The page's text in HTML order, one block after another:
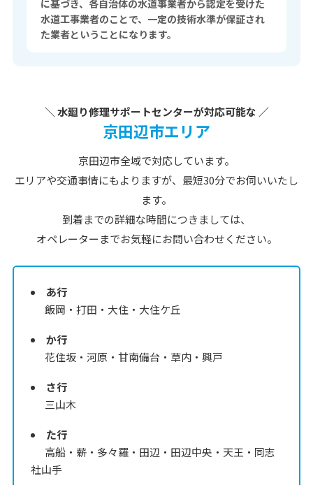
に基づき、各自治体の水道事業者から認定を受けた
水道工事業者のことで、一定の技術水準が保証され
た業者ということになります。
＼ 水廻り修理サポートセンターが対応可能な ／
京田辺市エリア
京田辺市全域で対応しています。
エリアや交通事情にもよりますが、最短30分でお伺いいたし
ます。
到着までの詳細な時間につきましては、
オペレーターまでお気軽にお問い合わせください。
あ行
飯岡・打田・大住・大住ケ丘
か行
花住坂・河原・甘南備台・草内・興戸
さ行
三山木
た行
高船・薪・多々羅・田辺・田辺中央・天王・同志
社山手